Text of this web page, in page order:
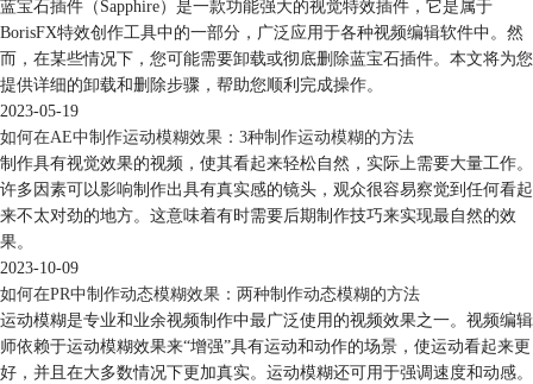
蓝宝石插件（Sapphire）是一款功能强大的视觉特效插件，它是属于
BorisFX特效创作工具中的一部分，广泛应用于各种视频编辑软件中。然
而，在某些情况下，您可能需要卸载或彻底删除蓝宝石插件。本文将为您
提供详细的卸载和删除步骤，帮助您顺利完成操作。
2023-05-19
如何在AE中制作运动模糊效果：3种制作运动模糊的方法
制作具有视觉效果的视频，使其看起来轻松自然，实际上需要大量工作。
许多因素可以影响制作出具有真实感的镜头，观众很容易察觉到任何看起
来不太对劲的地方。这意味着有时需要后期制作技巧来实现最自然的效
果。
2023-10-09
如何在PR中制作动态模糊效果：两种制作动态模糊的方法
运动模糊是专业和业余视频制作中最广泛使用的视频效果之一。视频编辑
师依赖于运动模糊效果来“增强”具有运动和动作的场景，使运动看起来更
好，并且在大多数情况下更加真实。运动模糊还可用于强调速度和动感。